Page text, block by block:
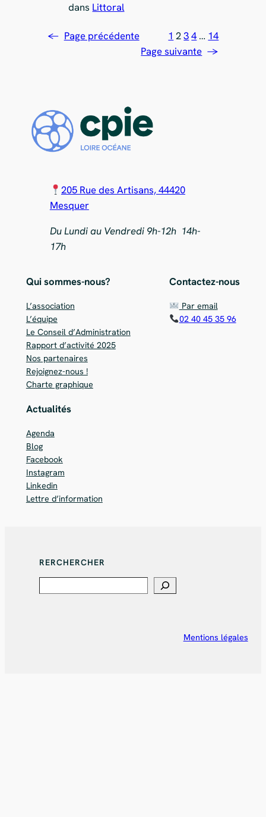
dans Littoral
← Page précédente 1 234 … 14
Page suivante →
205 Rue des Artisans, 44420
Mesquer
Du Lundi au Vendredi 9h-12h 14h-
17h
Qui sommes-nous?
L’association
L’équipe
Le Conseil d’Administration
Rapport d’activité 2025
Nos partenaires
Rejoignez-nous !
Charte graphique
Contactez-nous
Par email
02 40 45 35 96
Actualités
Agenda
Blog
Facebook
Instagram
Linkedin
Lettre d’information
RERCHERCHER
Mentions légales